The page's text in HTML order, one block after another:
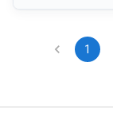
comunitarios.
facilita la
1